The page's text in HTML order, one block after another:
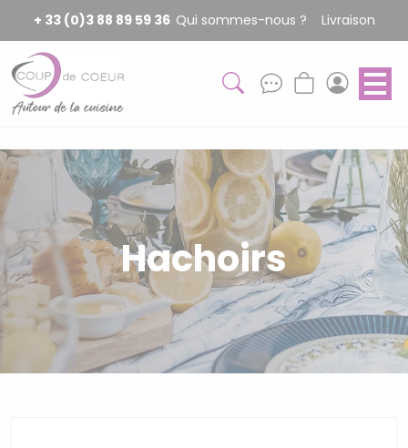
+ 33 (0)3 88 89 59 36 Qui sommes-nous ? Livraison
Hachoirs
Panneau de gestion des cookies